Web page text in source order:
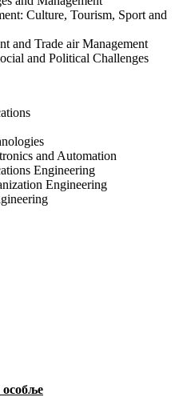
Culture, Tourism, Sport and
and Trade air Management
and Political Challenges
and Automation
Engineering
Engineering
особље